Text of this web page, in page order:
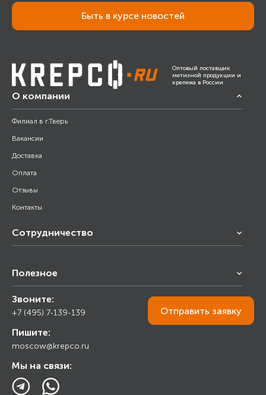
Быть в курсе новостей
Оптовый поставщик
метизной продукции и
крепежа в России
О компании
Филиал в г.Тверь
Вакансии
Доставка
Оплата
Отзывы
Контакты
Сотрудничество
Снабжение строительства
Торговым организациям
Полезное
Калькулятор
Прайс лист
Ответы на вопросы
Блог
Звоните:
+7 (495) 7-139-139
Пишите:
moscow@krepco.ru
Мы на связи:
Отправить заявку